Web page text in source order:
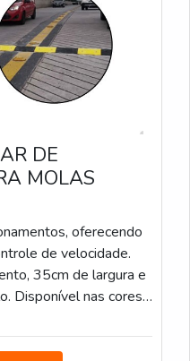
DE
MOLAS
oferecendo
de velocidade.
35cm de largura e
Disponível nas cores